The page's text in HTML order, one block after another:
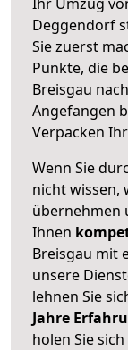
Deggendorf
Sie zuerst
Punkte, die
Breisgau
Angefangen
Verpacken
Wenn Sie
nicht wissen,
übernehmen
Ihnen
Breisgau mit
unsere
lehnen Sie
Jahre
holen Sie